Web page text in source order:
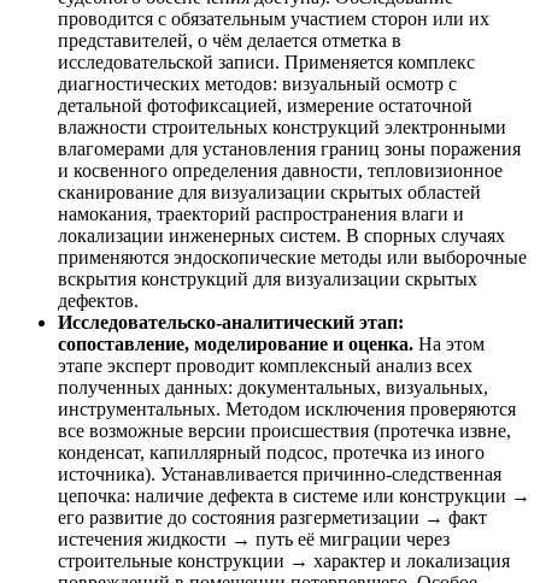
проводится с обязательным участием сторон или их
представителей, о чём делается отметка в
исследовательской записи. Применяется комплекс
диагностических методов: визуальный осмотр с
детальной фотофиксацией, измерение остаточной
влажности строительных конструкций электронными
влагомерами для установления границ зоны поражения
и косвенного определения давности, тепловизионное
сканирование для визуализации скрытых областей
намокания, траекторий распространения влаги и
локализации инженерных систем. В спорных случаях
применяются эндоскопические методы или выборочные
вскрытия конструкций для визуализации скрытых
дефектов.
Исследовательско-аналитический этап:
сопоставление, моделирование и оценка. На этом
этапе эксперт проводит комплексный анализ всех
полученных данных: документальных, визуальных,
инструментальных. Методом исключения проверяются
все возможные версии происшествия (протечка извне,
конденсат, капиллярный подсос, протечка из иного
источника). Устанавливается причинно-следственная
цепочка: наличие дефекта в системе или конструкции →
его развитие до состояния разгерметизации → факт
истечения жидкости → путь её миграции через
строительные конструкции → характер и локализация